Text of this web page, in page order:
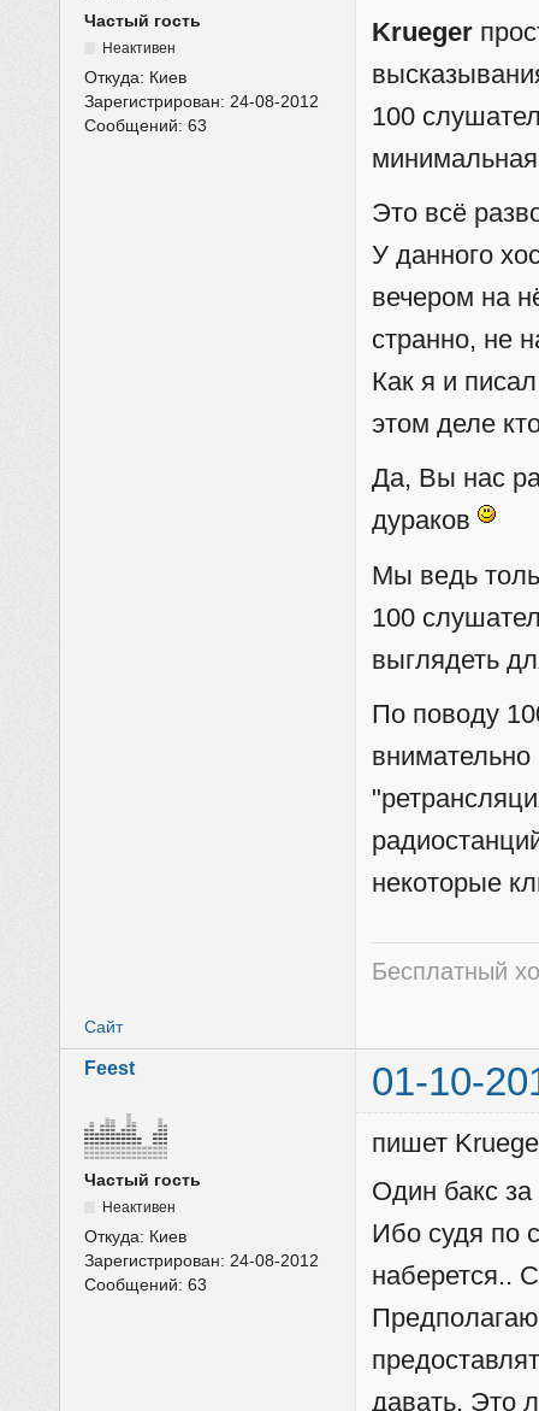
Частый гость
Неактивен
Откуда: Киев
Зарегистрирован: 24-08-2012
Сообщений:63
Krueger
100
Это всё
У данного
вечером на
странно, не
Как я и
этом деле
Да, Вы нас
дураков
Мы ведь
100
выглядеть
По поводу
внимательно
некоторые
Бесплатный
Сайт
Feest 01-10-
Частый гость
Неактивен
Откуда: Киев
Зарегистрирован: 24-08-2012
Сообщений:63
пишет
Один бакс
Ибо судя по
наберется..
давать. Это